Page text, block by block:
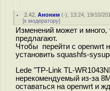
2.42 ,Аноним (-), 13:24, 19/10/
[к модератору]
Изменений может и много,
предлагают.
Чтобы перейти с openwrt
установить squashfs-
Lede "TP-Link TL-
нерекомендуемый из-за
оставаться на openwrt и